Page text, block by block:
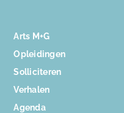
Arts M+G
Opleidingen
Solliciteren
Verhalen
Agenda